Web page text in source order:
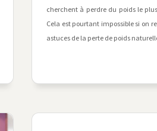
cherchent à perdre du poids le
Cela est pourtant impossible si on
astuces de la perte de poids